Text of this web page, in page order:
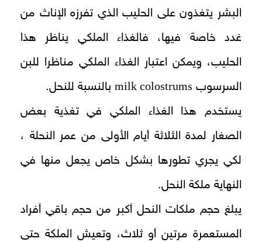
البشر يتغذون على الحليب الذي تفرزه الإناث من
غدد خاصة فيها، فالغذاء الملكي يناظر هذا
الحليب، ويمكن اعتبار الغذاء الملكي مناظرا للبن
السرسوب milk colostrums بالنسبة للنحل.
يستخدم هذا الغذاء الملكي في تغذية بعض
الصغار لمدة الثلاثة أيام الأولى من عمر النحلة ،
لكي يجري تطورها بشكل خاص يجعل منها في
النهاية ملكة النحل.
يبلغ حجم ملكات النحل أكبر من حجم باقي أفراد
المستعمرة مرتين أو ثلاث، وتعيش الملكة حتى